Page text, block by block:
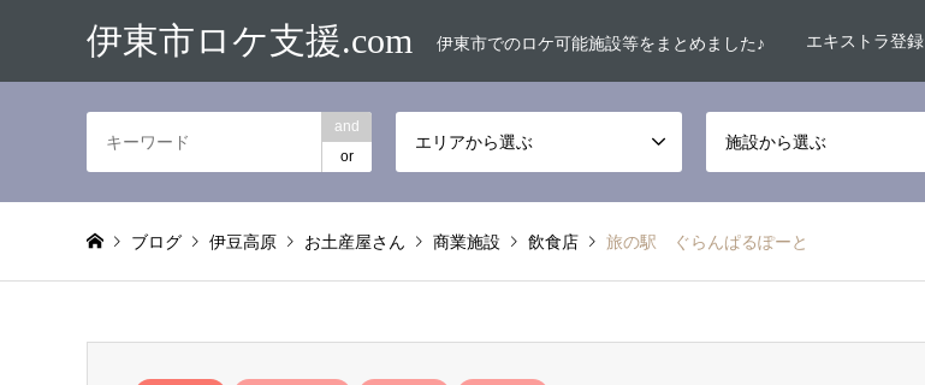
伊東市ロケ支援.com 伊東市でのロケ可能施設等をまとめました♪ エキストラ登録
and
or
エリアから選ぶ 施設から選ぶ
ブログ 伊豆高原 お土産屋さん 商業施設 飲食店 旅の駅 ぐらんぱるぽーと